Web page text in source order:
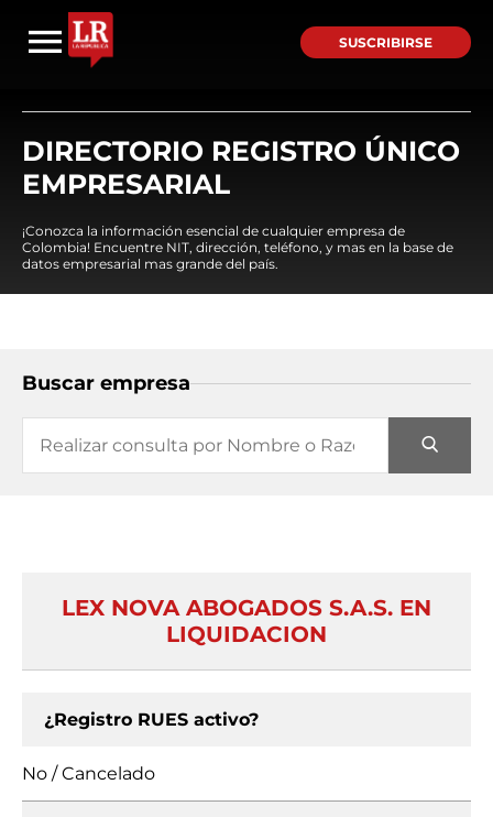
SUSCRIBIRSE
DIRECTORIO REGISTRO ÚNICO
EMPRESARIAL
¡Conozca la información esencial de cualquier empresa de
Colombia! Encuentre NIT, dirección, teléfono, y mas en la base de
datos empresarial mas grande del país.
Buscar empresa
LEX NOVA ABOGADOS S.A.S. EN
LIQUIDACION
¿Registro RUES activo?
No / Cancelado